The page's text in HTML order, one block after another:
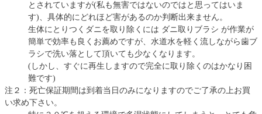
とされていますが(私も無害ではないのではと思ってはいま
す)、具体的にどれほど害があるのか判断出来ません。
生体にとりつくダニを取り除くには ダニ取りブラシ が作業が
簡単で効率も良くお薦めですが、水道水を軽く流しながら歯ブ
ラシで洗い落として頂いても少なくなります。
(しかし、すぐに再生しますので完全に取り除くのはかなり困
難です)
注２：死亡保証期間は到着当日のみになりますのでご了承の上お買
い求め下さい。